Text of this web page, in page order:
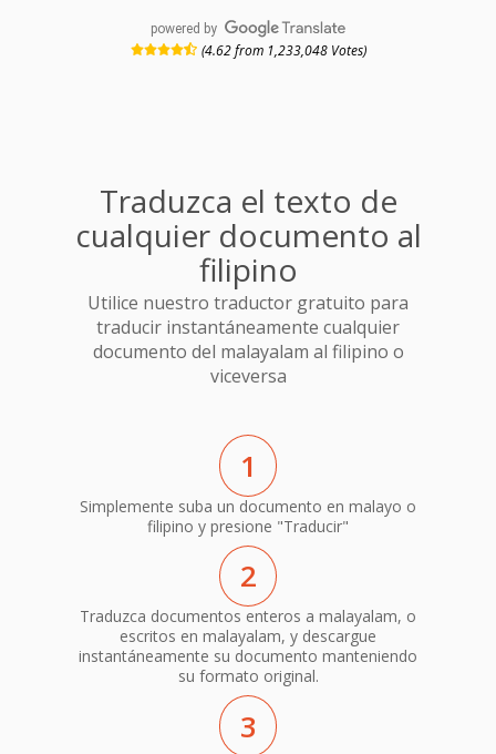
powered by
(4.62 from 1,233,048 Votes)
Traduzca el texto de
cualquier documento al
filipino
Utilice nuestro traductor gratuito para
traducir instantáneamente cualquier
documento del malayalam al filipino o
viceversa
1
Simplemente suba un documento en malayo o
filipino y presione "Traducir"
2
Traduzca documentos enteros a malayalam, o
escritos en malayalam, y descargue
instantáneamente su documento manteniendo
su formato original.
3